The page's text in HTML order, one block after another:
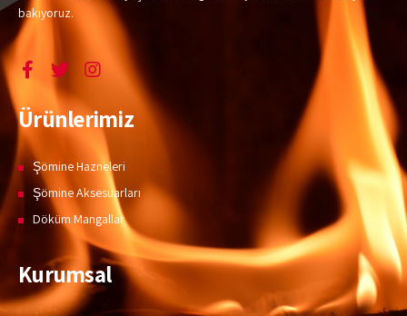
bakıyoruz.
Ürünlerimiz
Şömine Hazneleri
Şömine Aksesuarları
Döküm Mangallar
Kurumsal